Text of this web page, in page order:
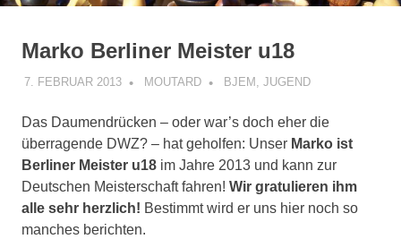
springen
Marko Berliner Meister u18
7. FEBRUAR 2013 MOUTARD BJEM JUGEND
Das Daumendrücken – oder war’s doch eher die
überragende DWZ? – hat geholfen: Unser Marko ist
Berliner Meister u18 im Jahre 2013 und kann zur
Deutschen Meisterschaft fahren! Wir gratulieren ihm
alle sehr herzlich! Bestimmt wird er uns hier noch so
manches berichten.